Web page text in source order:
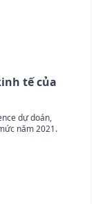
tế của
dự doán,
năm 2021.